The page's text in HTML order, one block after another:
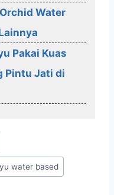
Water
Pakai Kuas
Pintu Jati di
water based